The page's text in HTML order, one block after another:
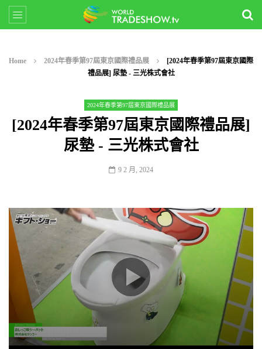
Home 2024年春季第97屆東京國際禮品展
[2024年春季第97屆東京國際
禮品展] 尿墊 - 三光株式會社
2024年春季第97屆東京國際禮品展
[2024年春季第97屆東京國際禮品展]
尿墊 - 三光株式會社
9 2 月, 2024